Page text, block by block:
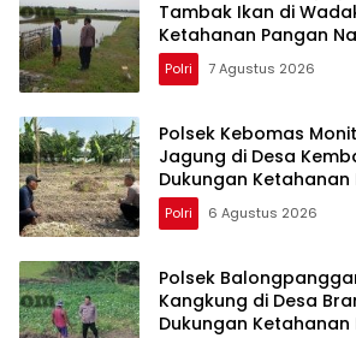
Tambak Ikan di
Ketahanan Pangan
Polri 7 Agustus 2026
Polsek Kebomas
Jagung di Desa
Dukungan
Polri 6 Agustus 2026
Polsek
Kangkung di Desa
Dukungan